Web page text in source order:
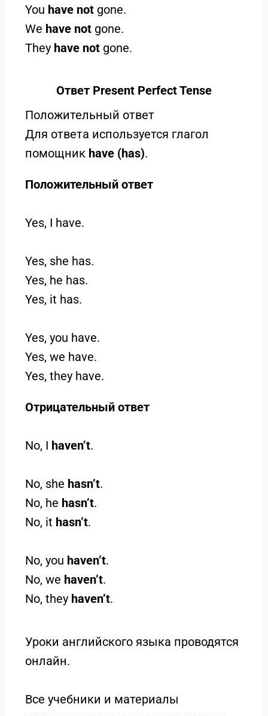
You have not gone.
We have not gone.
They have not gone.
Ответ Present Perfect Tense
Положительный ответ
Для ответа используется глагол
помощник have (has).
Положительный ответ
Yes, I have.
Yes, she has.
Yes, he has.
Yes, it has.
Yes, you have.
Yes, we have.
Yes, they have.
Отрицательный ответ
No, I haven’t.
No, she hasn’t.
No, he hasn’t.
No, it hasn’t.
No, you haven’t.
No, we haven’t.
No, they haven’t.
Уроки английского языка проводятся
онлайн.
Все учебники и материалы